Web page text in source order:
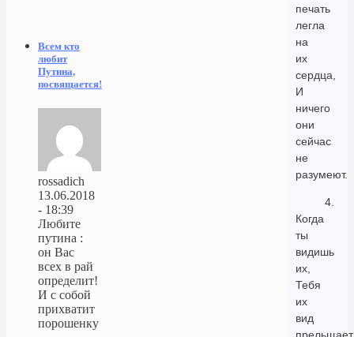
печать
легла
на
их
сердца,
И
ничего
они
сейчас
не
разумеют.
4.
Когда
ты
видишь
их,
Тебя
их
вид
Всем кто
любит
Путина,
посвящается!
rossadich
13.06.2018
- 18:39
Любите
путина :
он Вас
всех в рай
определит!
И с собой
прихватит
порошенку